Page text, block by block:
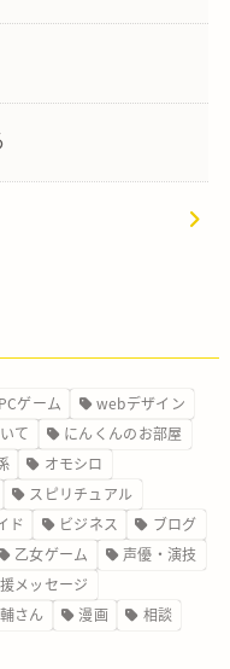
PCゲーム
webデザイン
て
にんくんのお部屋
オモシロ
スピリチュアル
ド ビジネス
ブログ
乙女ゲーム
声優・演技
メッセージ
さん 漫画
相談